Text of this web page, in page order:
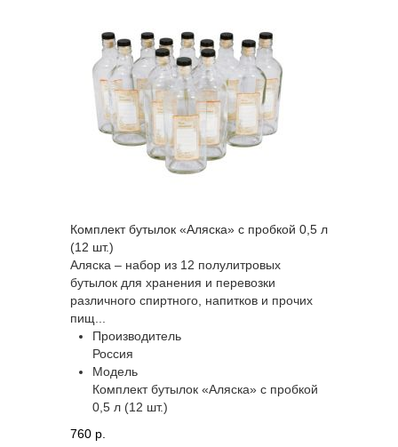
Комплект бутылок «Аляска» с пробкой 0,5 л
(12 шт.)
Аляска – набор из 12 полулитровых
бутылок для хранения и перевозки
различного спиртного, напитков и прочих
пищ...
Производитель
Россия
Модель
Комплект бутылок «Аляска» с пробкой
0,5 л (12 шт.)
760 p.